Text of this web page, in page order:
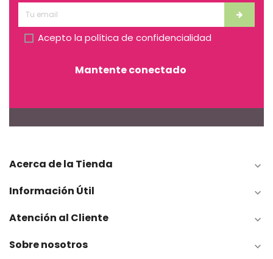
Acepto la política de confidencialidad
Mantente conectado
Acerca de la Tienda 
Información Útil 
Atención al Cliente 
Sobre nosotros 